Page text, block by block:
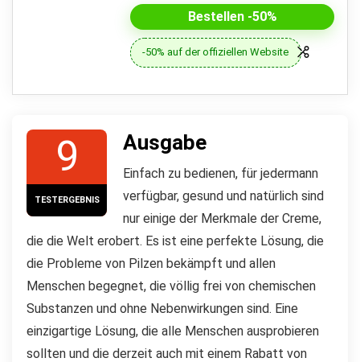
Bestellen -50%
-50% auf der offiziellen Website
9
TESTERGEBNIS
Ausgabe
Einfach zu bedienen, für jedermann
verfügbar, gesund und natürlich sind
nur einige der Merkmale der Creme,
die die Welt erobert. Es ist eine perfekte Lösung, die
die Probleme von Pilzen bekämpft und allen
Menschen begegnet, die völlig frei von chemischen
Substanzen und ohne Nebenwirkungen sind. Eine
einzigartige Lösung, die alle Menschen ausprobieren
sollten und die derzeit auch mit einem Rabatt von